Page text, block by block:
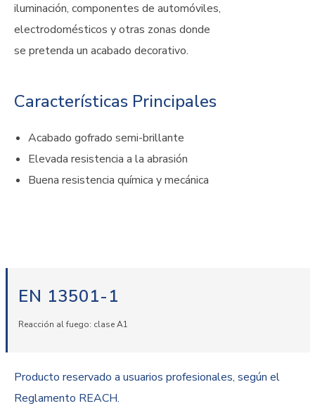
iluminación, componentes de automóviles,
electrodomésticos y otras zonas donde
se pretenda un acabado decorativo.
Características Principales
Acabado gofrado semi-brillante
Elevada resistencia a la abrasión
Buena resistencia química y mecánica
EN 13501-1
Reacción al fuego: clase A1
Producto reservado a usuarios profesionales, según el
Reglamento REACH.